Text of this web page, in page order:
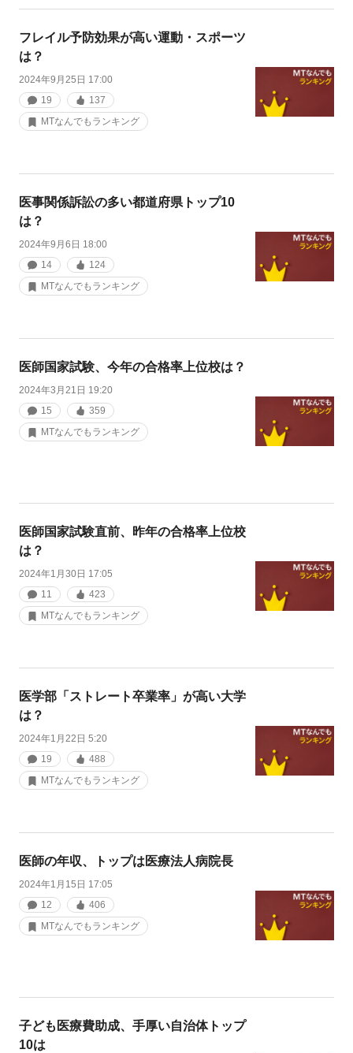
フレイル予防効果が高い運動・スポーツ
は？
2024年9月25日 17:00
19
137
MTなんでもランキング
医事関係訴訟の多い都道府県トップ10
は？
2024年9月6日 18:00
14
124
MTなんでもランキング
医師国家試験、今年の合格率上位校は？
2024年3月21日 19:20
15
359
MTなんでもランキング
医師国家試験直前、昨年の合格率上位校
は？
2024年1月30日 17:05
11
423
MTなんでもランキング
医学部「ストレート卒業率」が高い大学
は？
2024年1月22日 5:20
19
488
MTなんでもランキング
医師の年収、トップは医療法人病院長
2024年1月15日 17:05
12
406
MTなんでもランキング
子ども医療費助成、手厚い自治体トップ
10は